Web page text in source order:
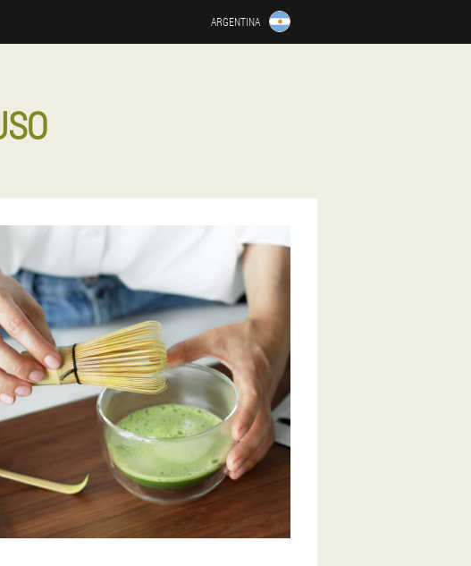
ARGENTINA